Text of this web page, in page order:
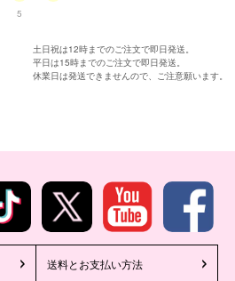
5
土日祝は12時までのご注文で即日発送。
平日は15時までのご注文で即日発送。
休業日は発送できませんので、ご注意願います。
送料とお支払い方法